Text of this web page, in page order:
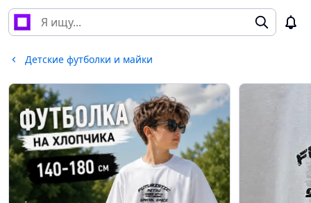
Детские футболки и майки